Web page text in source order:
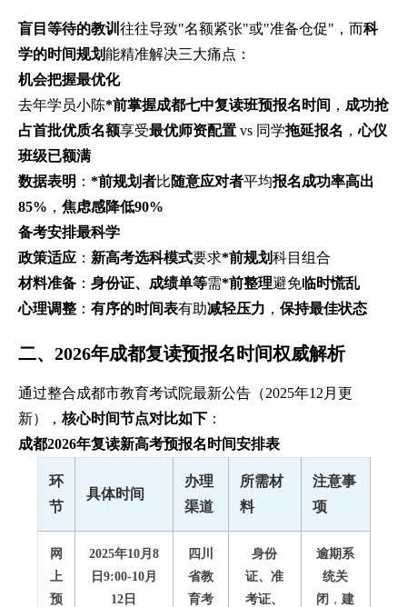
盲目等待的教训 往往导致"名额紧张"或"准备仓促"，而科
学的时间规划能精准解决三大痛点：
机会把握最优化
去年学员小陈*前掌握成都七中复读班预报名时间 ， 成功抢
占首批优质名额享受最优师资配置 vs 同学拖延报名 ，心仪
班级已额满
数据表明 ： *前规划者比随意应对者平均报名成功率高出
85% ， 焦虑感降低90%
备考安排最科学
政策适应 ： 新高考选科模式要求*前规划科目组合
材料准备 ： 身份证、成绩单等需*前整理避免临时慌乱
心理调整 ： 有序的时间表有助减轻压力 ， 保持最佳状态
二、2026年成都复读预报名时间权威解析
通过整合成都市教育考试院最新公告（2025年12月更
新）， 核心时间节点对比如下 ：
成都2026年复读新高考预报名时间安排表
环
节
具体时间
办理
渠道
所需材
料
注意事
项
网
上
预
2025年10月8
日9:00-10月
12日
四川
省教
育考
身份
证、准
考证、
逾期系
统关
闭 ， 建